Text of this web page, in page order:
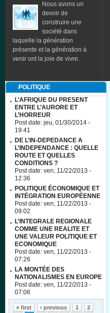
Nous avons un
devoir de
construire une
société dans
laquelle la génération
présente et la génération à
venir ont la joie de vivre.
POLITIQUE
L’AFRIQUE DU PRESENT
ENTRE L’AURORE ET
L’HORREUR
Post date: jeu, 01/30/2014 -
19:41
DE L’IN-DEPEDANCE A
L’INDEPENDANCE : QUELLE
ROUTE ET QUELLES
CONDITIONS ?
Post date: ven, 11/22/2013 -
12:36
POLITIQUE ÉCONOMIQUE ET
INTÉGRATION EUROPÉENNE
Post date: ven, 11/22/2013 -
09:02
L’INTEGRALE REGIONALE
COMME UNE REALITE ET
UNE VALEUR POLITIQUE ET
ECONOMIQUE
Post date: ven, 11/22/2013 -
07:26
LA MONTÉE DES
NATIONALISMES EN EUROPE
Post date: ven, 11/22/2013 -
07:06
Pages
« first ‹ previous 1
2